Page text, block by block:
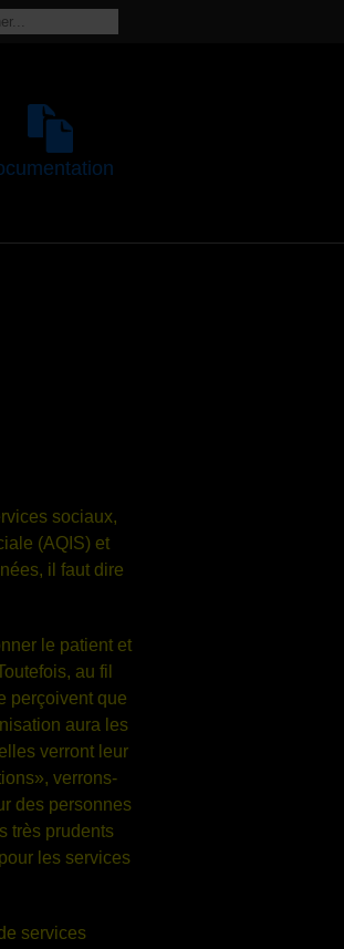
sociaux,
(AQIS) et
il faut dire
le patient et
au fil
perçoivent que
aura les
verront leur
verrons-
des personnes
très prudents
les services
services